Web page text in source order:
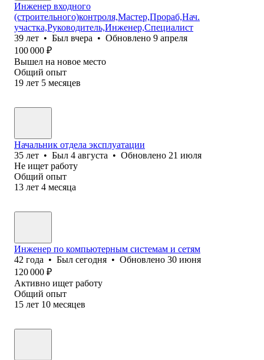
Инженер входного
(строительного)контроля,Мастер,Прораб,Нач.
участка,Руководитель,Инженер,Специалист
39 лет • Был вчера • Обновлено 9 апреля
100 000 ₽
Вышел на новое место
Общий опыт
19 лет 5 месяцев
Начальник отдела эксплуатации
35 лет • Был 4 августа • Обновлено 21 июля
Не ищет работу
Общий опыт
13 лет 4 месяца
Инженер по компьютерным системам и сетям
42 года • Был сегодня • Обновлено 30 июня
120 000 ₽
Активно ищет работу
Общий опыт
15 лет 10 месяцев